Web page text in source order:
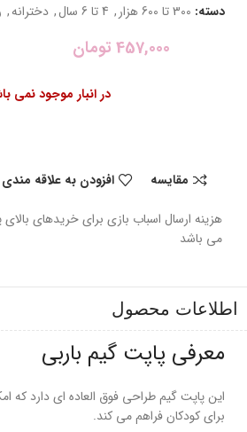
دسته: 300 تا 600 هزار , 4 تا 6 سال , دخترانه,
457,000 تومان
در انبار موجود نمی
مقایسه افزودن به علاقه
هزینه ارسال اسباب بازی برای خریدهای
می باشد
اطلاعات محصول
معرفی پاپت گیم باربی
این پاپت گیم طراحی فوق العاده ای دارد که
برای کودکان فراهم می کند.